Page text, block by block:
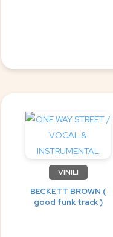
VINILI
BECKETT BROWN (
good funk track )